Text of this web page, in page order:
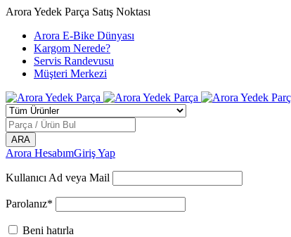
Arora Yedek Parça Satış Noktası
Arora E-Bike Dünyası
Kargom Nerede?
Servis Randevusu
Müşteri Merkezi
Arora HesabımGiriş Yap
Kullanıcı Ad veya Mail
Parolanız*
Beni hatırla